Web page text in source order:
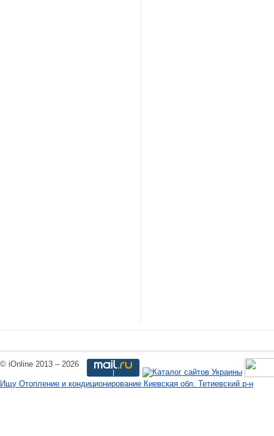
© iOnline 2013 – 2026
Ищу Отопление и кондиционирование Киевская обл. Тетиевский р-н